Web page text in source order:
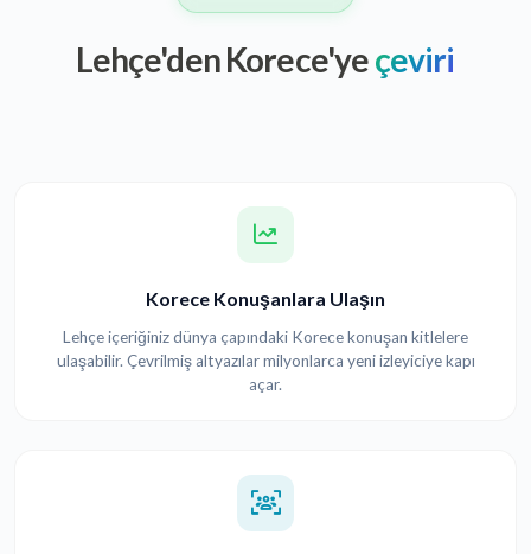
Lehçe'den Korece'yeçeviri
Korece Konuşanlara Ulaşın
Lehçe içeriğiniz dünya çapındaki Korece konuşan kitlelere
ulaşabilir. Çevrilmiş altyazılar milyonlarca yeni izleyiciye kapı
açar.